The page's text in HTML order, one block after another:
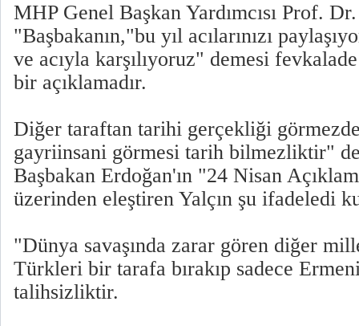
MHP Genel Başkan Yardımcısı Prof.
"Başbakanın,"bu yıl acılarınızı
ve acıyla karşılıyoruz" demesi
bir açıklamadır.
Diğer taraftan tarihi gerçekliği
gayriinsani görmesi tarih bilmezliktir"
Başbakan Erdoğan'ın "24 Nisan
üzerinden eleştiren Yalçın şu ifadeledi
"Dünya savaşında zarar gören diğer
Türkleri bir tarafa bırakıp sadece
talihsizliktir.